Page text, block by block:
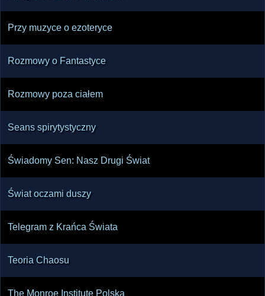
Przy muzyce o ezoteryce
Rozmowy o Fantastyce
Rozmowy poza ciałem
Seans spirytystyczny
Świadomy Sen: Nasz Drugi Świat
Świat oczami duszy
Telegram z Krańca Świata
Teoria Chaosu
The Monroe Institute Polska